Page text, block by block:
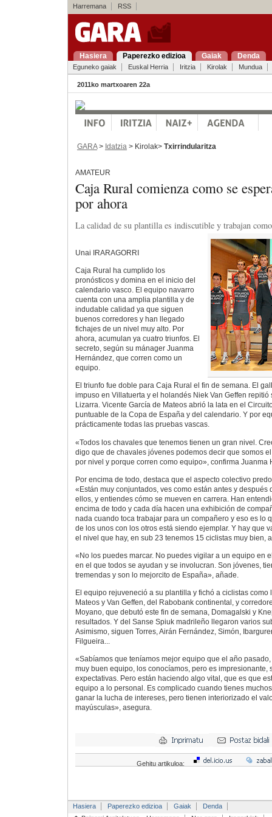
Harremana RSS
Hasiera Paperezko edizioa Gaiak Denda
Eguneko gaiak Euskal Herria Iritzia Kirolak Mundua
2011ko martxoaren 22a
GARA> Idatzia > Kirolak> Txirrindularitza
AMATEUR
Caja Rural comienza como se
por ahora
La calidad de su plantilla es indiscutible y trabajan
Unai IRARAGORRI
Caja Rural ha cumplido los
pronósticos y domina en el inicio del
calendario vasco. El equipo navarro
cuenta con una amplia plantilla y de
indudable calidad ya que siguen
buenos corredores y han llegado
fichajes de un nivel muy alto. Por
ahora, acumulan ya cuatro triunfos. El
secreto, según su mánager Juanma
Hernández, que corren como un
equipo.
El triunfo fue doble para Caja Rural el fin de semana. El
impuso en Villatuerta y el holandés Niek Van Geffen repitió
Lizarra. Vicente García de Mateos abrió la lata en el
puntuable de la Copa de España y del calendario. Y por
prácticamente todas las pruebas vascas.
«Todos los chavales que tenemos tienen un gran nivel.
digo que de chavales jóvenes podemos decir que somos
por nivel y porque corren como equipo», confirma Juanma
Por encima de todo, destaca que el aspecto colectivo
«Están muy conjuntados, ves como están antes y después
ellos, y entiendes cómo se mueven en carrera. Han
encima de todo y cada día hacen una exhibición de
nada cuando toca trabajar para un compañero y eso es lo
de los unos con los otros está siendo ejemplar. Y hay que
el nivel que hay, en sub 23 tenemos 15 ciclistas muy bien,
«No los puedes marcar. No puedes vigilar a un equipo en
en el que todos se ayudan y se involucran. Son jóvenes,
tremendas y son lo mejorcito de España», añade.
El equipo rejuveneció a su plantilla y fichó a ciclistas como
Mateos y Van Geffen, del Rabobank continental, y
Moyano, que debutó este fin de semana, Domagalski y
resultados. Y del Sanse Spiuk madrileño llegaron varios
Asimismo, siguen Torres, Airán Fernández, Simón,
Filgueira...
«Sabíamos que teníamos mejor equipo que el año
muy buen equipo, los conocíamos, pero es impresionante,
expectativas. Pero están haciendo algo vital, que es que
equipo a lo personal. Es complicado cuando tienes
ganar la lucha de intereses, pero tienen interiorizado el
mayúsculas», asegura.
Gehitu artikuloa:
Hasiera Paperezko edizioa Gaiak
Denda